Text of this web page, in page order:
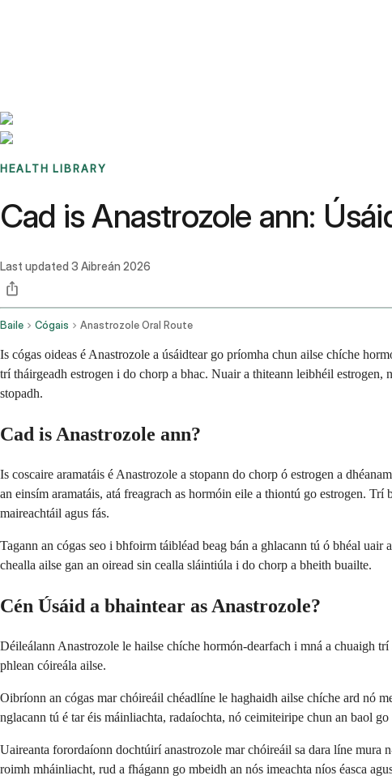
HEALTH LIBRARY
Cad is Anastrozole ann:
Last updated 3 Aibreán 2026
Baile Cógais Anastrozole Oral Route
Is cógas oideas é Anastrozole a úsáidtear go príomha chun ailse chíche
trí tháirgeadh estrogen i do chorp a bhac. Nuair a thiteann leibhéil
stopadh.
Cad is Anastrozole ann?
Is coscaire aramatáis é Anastrozole a stopann do chorp ó estrogen a
an einsím aramatáis, atá freagrach as hormóin eile a thiontú go estrogen.
maireachtáil agus fás.
Tagann an cógas seo i bhfoirm táibléad beag bán a ghlacann tú ó bhéal
chealla ailse gan an oiread sin cealla sláintiúla i do chorp a bheith buailte.
Cén Úsáid a bhaintear as Anastrozole?
Déileálann Anastrozole le hailse chíche hormón-dearfach i mná a chuaigh
phlean cóireála ailse.
Oibríonn an cógas mar chóireáil chéadlíne le haghaidh ailse chíche ard nó
nglacann tú é tar éis máinliachta, radaíochta, nó ceimiteiripe chun an baol
Uaireanta forordaíonn dochtúirí anastrozole mar chóireáil sa dara líne
roimh mháinliacht, rud a fhágann go mbeidh an nós imeachta níos éasca